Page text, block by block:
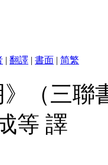
| 翻譯 | 書面 | 简繁
》（三聯
等 譯